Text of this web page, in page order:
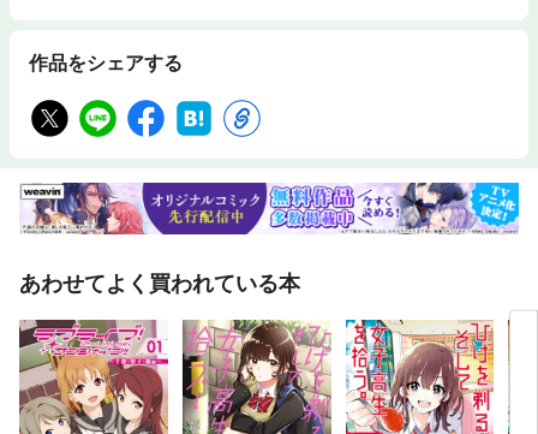
作品をシェアする
あわせてよく買われている本